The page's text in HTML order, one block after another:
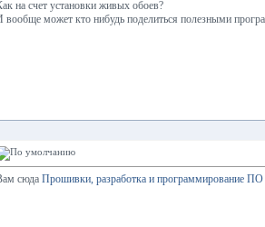
на счет установки живых обоев?
вообще может кто нибудь поделиться полезными
сюда Прошивки, разработка и программирование